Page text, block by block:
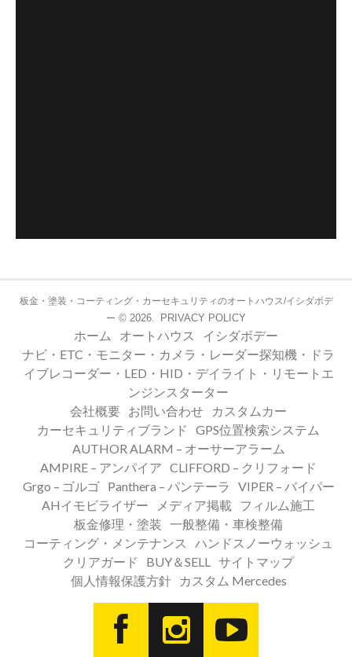
板金・塗装・コーティング・カーセキュリティのオートハウス/イシダボデ
ー © 2026. PRIVACY POLICY
ホーム オートハウス
イシダボデー
ナビ・ETC・モニター・カメラ・レーダー探知機・ドラ
イブレコーダー・LED・HID・デイライト・リモートエ
ンジンスターター
会社概要 お問い合わせ
カスタムカー
カーセキュリティブランド
GPS位置検索システム
AUTHOR ALARM – オーサーアラーム
AMPIRE – アンパイア CLIFFORD – クリフォード
Grgo – ゴルゴ
Panthera – パンテーラ
VIPER – バイパー
AHイモビライザー
メディア掲載
フィルム施工
板金修理・塗装 一般整備・車検整備
コーティング・メンテナンス
ハンドスノーウォッシュ
クリアガード
BUY＆SELL サイトマップ
個人情報保護方針
カスタム Mercedes